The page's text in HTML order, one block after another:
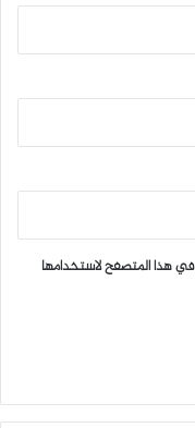
في هذا المتصفح لاستخدامها